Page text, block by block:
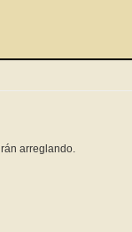
arreglando.